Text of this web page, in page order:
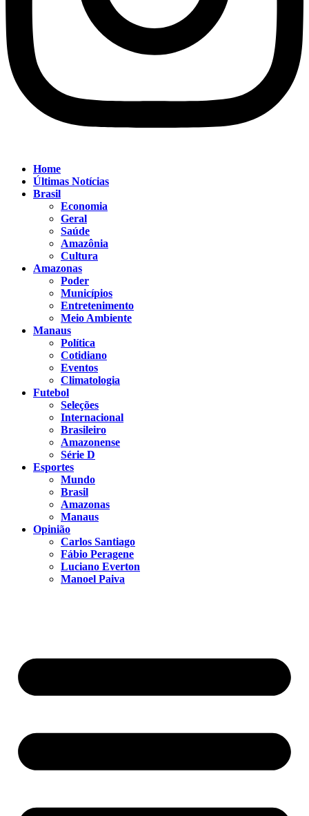
Home
Últimas Notícias
Brasil
Economia
Geral
Saúde
Amazônia
Cultura
Amazonas
Poder
Municípios
Entretenimento
Meio Ambiente
Manaus
Política
Cotidiano
Eventos
Climatologia
Futebol
Seleções
Internacional
Brasileiro
Amazonense
Série D
Esportes
Mundo
Brasil
Amazonas
Manaus
Opinião
Carlos Santiago
Fábio Peragene
Luciano Everton
Manoel Paiva